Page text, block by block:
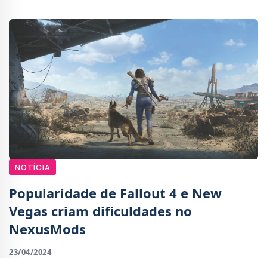
NOTÍCIA
Popularidade de Fallout 4 e New
Vegas criam dificuldades no
NexusMods
23/04/2024